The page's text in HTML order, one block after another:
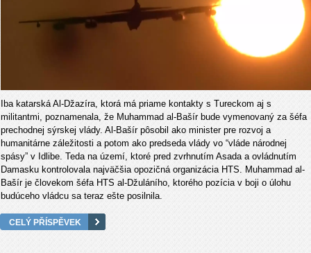
Iba katarská Al-Džazíra, ktorá má priame kontakty s Tureckom aj s
militantmi, poznamenala, že Muhammad al-Bašír bude vymenovaný za šéfa
prechodnej sýrskej vlády. Al-Bašír pôsobil ako minister pre rozvoj a
humanitárne záležitosti a potom ako predseda vlády vo “vláde národnej
spásy” v Idlibe. Teda na území, ktoré pred zvrhnutím Asada a ovládnutím
Damasku kontrolovala najväčšia opozičná organizácia HTS. Muhammad al-
Bašír je človekom šéfa HTS al-Džuláního, ktorého pozícia v boji o úlohu
budúceho vládcu sa teraz ešte posilnila.
CELÝ PŘÍSPĚVEK